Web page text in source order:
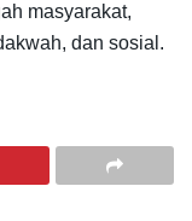
masyarakat,
dan sosial.